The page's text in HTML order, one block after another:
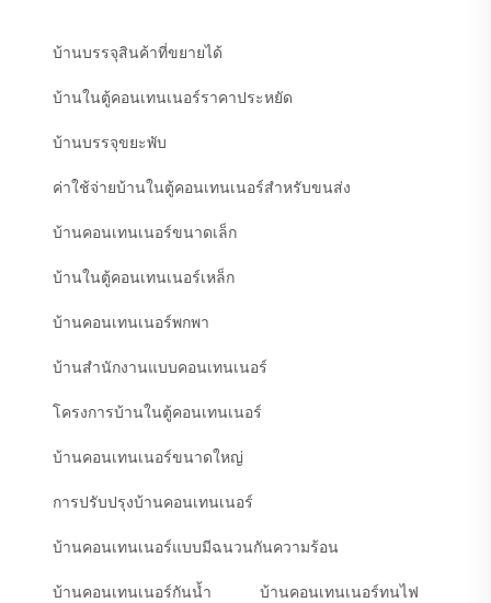
บ้านบรรจุสินค้าที่ขยายได้
บ้านในตู้คอนเทนเนอร์ราคาประหยัด
บ้านบรรจุขยะพับ
ค่าใช้จ่ายบ้านในตู้คอนเทนเนอร์สำหรับขนส่ง
บ้านคอนเทนเนอร์ขนาดเล็ก
บ้านในตู้คอนเทนเนอร์เหล็ก
บ้านคอนเทนเนอร์พกพา
บ้านสำนักงานแบบคอนเทนเนอร์
โครงการบ้านในตู้คอนเทนเนอร์
บ้านคอนเทนเนอร์ขนาดใหญ่
การปรับปรุงบ้านคอนเทนเนอร์
บ้านคอนเทนเนอร์แบบมีฉนวนกันความร้อน
บ้านคอนเทนเนอร์กันน้ำ บ้านคอนเทนเนอร์ทนไฟ